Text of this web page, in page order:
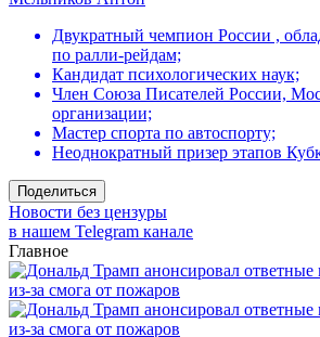
Двукратный чемпион России ,
по ралли-рейдам;
Кандидат психологических наук;
Член Союза Писателей России,
организации;
Мастер спорта по автоспорту;
Неоднократный призер этапов
Поделиться
Новости без цензуры
в нашем Telegram канале
Главное